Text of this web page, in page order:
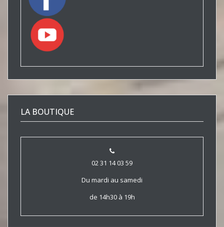
LA BOUTIQUE
02 31 14 03 59
Du mardi au samedi
de 14h30 à 19h